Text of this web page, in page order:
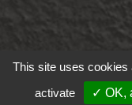
This site uses cookies
activate
✓ OK,